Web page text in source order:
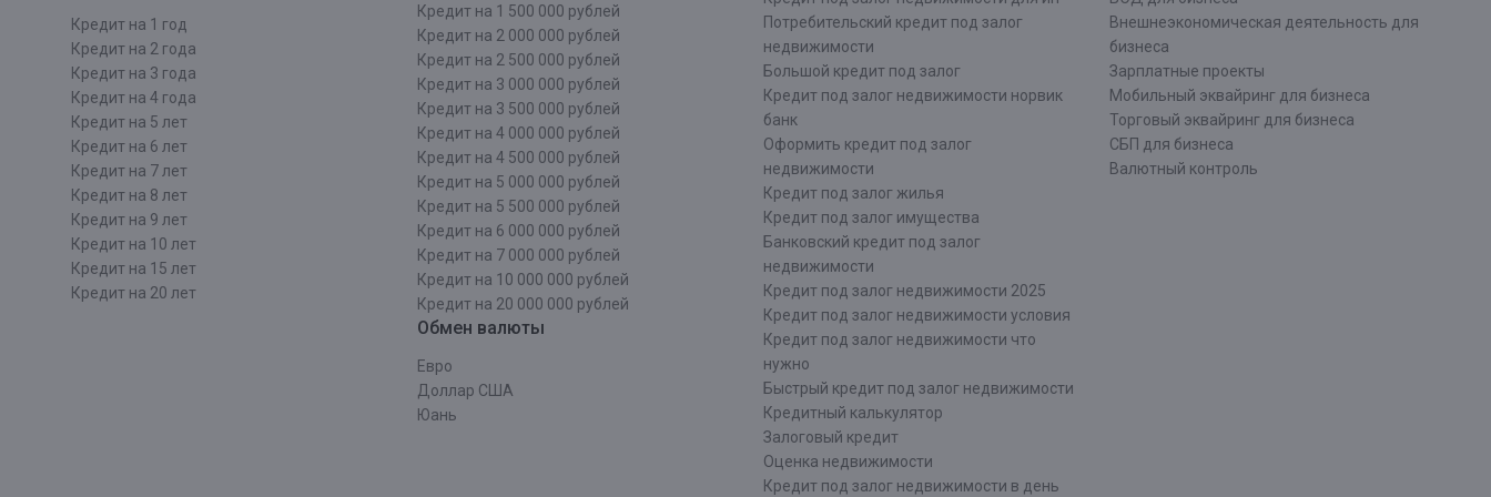
Кредит на 1 год
Кредит на 2 года
Кредит на 3 года
Кредит на 4 года
Кредит на 5 лет
Кредит на 6 лет
Кредит на 7 лет
Кредит на 8 лет
Кредит на 9 лет
Кредит на 10 лет
Кредит на 15 лет
Кредит на 20 лет
Кредит на 1 500 000 рублей
Кредит на 2 000 000 рублей
Кредит на 2 500 000 рублей
Кредит на 3 000 000 рублей
Кредит на 3 500 000 рублей
Кредит на 4 000 000 рублей
Кредит на 4 500 000 рублей
Кредит на 5 000 000 рублей
Кредит на 5 500 000 рублей
Кредит на 6 000 000 рублей
Кредит на 7 000 000 рублей
Кредит на 10 000 000 рублей
Кредит на 20 000 000 рублей
Обмен валюты
Евро
Доллар США
Юань
Потребительский кредит под залог
недвижимости
Большой кредит под залог
Кредит под залог недвижимости норвик
банк
Оформить кредит под залог
недвижимости
Кредит под залог жилья
Кредит под залог имущества
Банковский кредит под залог
недвижимости
Кредит под залог недвижимости 2025
Кредит под залог недвижимости условия
Кредит под залог недвижимости что
нужно
Быстрый кредит под залог недвижимости
Кредитный калькулятор
Залоговый кредит
Оценка недвижимости
Кредит под залог недвижимости в день
Внешнеэкономическая деятельность для
бизнеса
Зарплатные проекты
Мобильный эквайринг для бизнеса
Торговый эквайринг для бизнеса
СБП для бизнеса
Валютный контроль